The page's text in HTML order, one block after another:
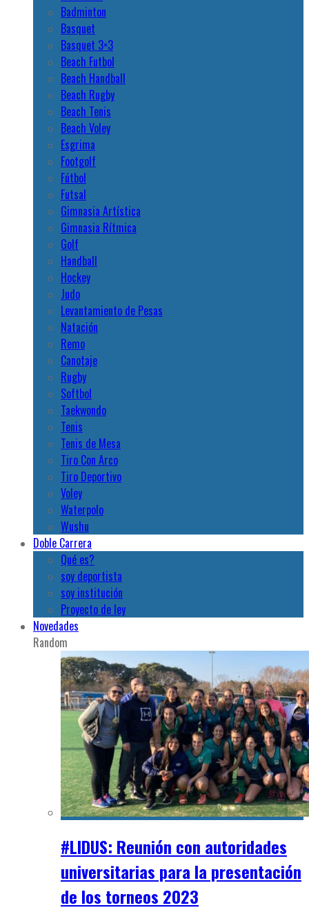
Badminton
Basquet
Basquet 3×3
Beach Futbol
Beach Handball
Beach Rugby
Beach Tenis
Beach Voley
Esgrima
Footgolf
Fútbol
Futsal
Gimnasia Artística
Gimnasia Rítmica
Golf
Handball
Hockey
Judo
Levantamiento de Pesas
Natación
Remo
Canotaje
Rugby
Softbol
Taekwondo
Tenis
Tenis de Mesa
Tiro Con Arco
Tiro Deportivo
Voley
Waterpolo
Wushu
Doble Carrera
Qué es?
soy deportista
soy institución
Proyecto de ley
Novedades
Random
#LIDUS: Reunión con autoridades
universitarias para la presentación
de los torneos 2023